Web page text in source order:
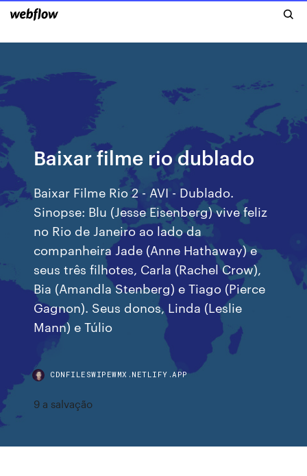
Baixar filme rio dublado
Baixar Filme Rio 2 - AVI - Dublado.
Sinopse: Blu (Jesse Eisenberg) vive feliz
no Rio de Janeiro ao lado da
companheira Jade (Anne Hathaway) e
seus três filhotes, Carla (Rachel Crow),
Bia (Amandla Stenberg) e Tiago (Pierce
Gagnon). Seus donos, Linda (Leslie
Mann) e Túlio
CDNFILESWIPEWMX.NETLIFY.APP
9 a salvação